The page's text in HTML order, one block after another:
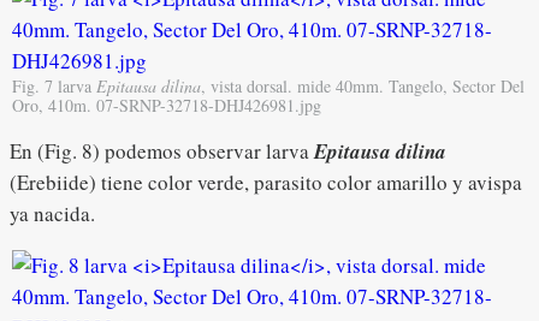
Fig. 7 larva Epitausa dilina, vista dorsal. mide 40mm. Tangelo, Sector Del
Oro, 410m. 07-SRNP-32718-DHJ426981.jpg
En (Fig. 8) podemos observar larvaEpitausa dilina
(Erebiide) tiene color verde, parasito color amarillo y avispa
ya nacida.